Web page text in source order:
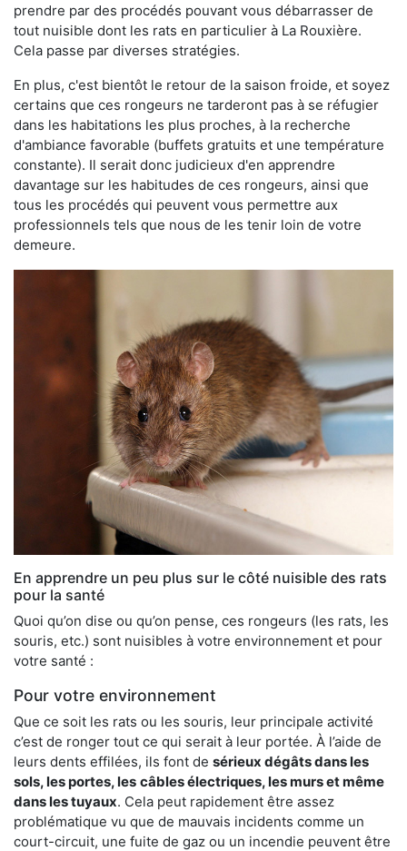
prendre par des procédés pouvant vous débarrasser de
tout nuisible dont les rats en particulier à La Rouxière.
Cela passe par diverses stratégies.
En plus, c'est bientôt le retour de la saison froide, et soyez
certains que ces rongeurs ne tarderont pas à se réfugier
dans les habitations les plus proches, à la recherche
d'ambiance favorable (buffets gratuits et une température
constante). Il serait donc judicieux d'en apprendre
davantage sur les habitudes de ces rongeurs, ainsi que
tous les procédés qui peuvent vous permettre aux
professionnels tels que nous de les tenir loin de votre
demeure.
En apprendre un peu plus sur le côté nuisible des rats
pour la santé
Quoi qu’on dise ou qu’on pense, ces rongeurs (les rats, les
souris, etc.) sont nuisibles à votre environnement et pour
votre santé :
Pour votre environnement
Que ce soit les rats ou les souris, leur principale activité
c’est de ronger tout ce qui serait à leur portée. À l’aide de
leurs dents effilées, ils font de sérieux dégâts dans les
sols, les portes, les câbles électriques, les murs et même
dans les tuyaux. Cela peut rapidement être assez
problématique vu que de mauvais incidents comme un
court-circuit, une fuite de gaz ou un incendie peuvent être